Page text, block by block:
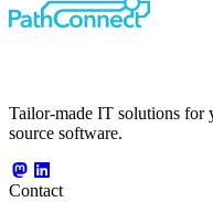
Tailor-made IT solutions for
source software.
Contact